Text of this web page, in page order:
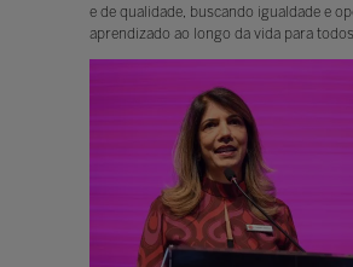
e de qualidade, buscando igualdade e
aprendizado ao longo da vida para